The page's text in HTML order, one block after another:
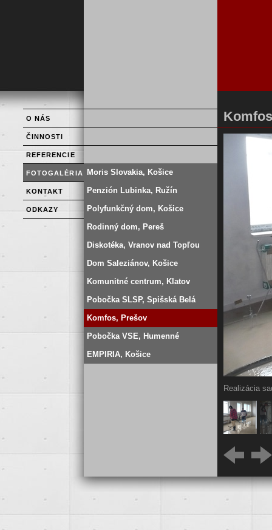
O NÁS
ČINNOSTI
REFERENCIE
FOTOGALÉRIA
KONTAKT
ODKAZY
Moris Slovakia, Košice
Penzión Lubinka, Ružín
Polyfunkčný dom, Košice
Rodinný dom, Pereš
Diskotéka, Vranov nad Topľou
Dom Saleziánov, Košice
Komunitné centrum, Klatov
Pobočka SLSP, Spišská Belá
Komfos, Prešov
Pobočka VSE, Humenné
EMPIRIA, Košice
Realizácia